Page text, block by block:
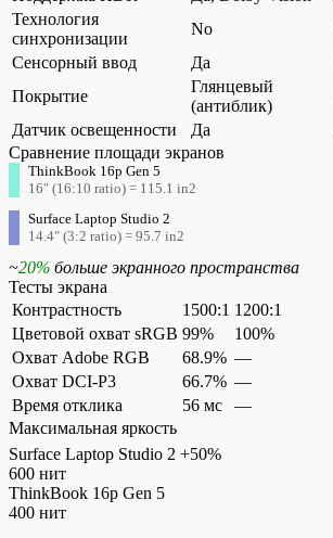
Технология
синхронизации
No
Сенсорный ввод
Да
Покрытие
Глянцевый
(антиблик)
Датчик освещенности
Да
Сравнение площади экранов
ThinkBook 16p Gen 5
16″ (16:10 ratio) = 115.1 in2
Surface Laptop Studio 2
14.4″ (3:2 ratio) = 95.7 in2
~20% больше экранного пространства
Тесты экрана
Контрастность
1500:1 1200:1
Цветовой охват sRGB 99%
100%
Охват Adobe RGB
68.9% —
Охват DCI-P3
66.7% —
Время отклика
56 мс
—
Максимальная яркость
Surface Laptop Studio 2 +50%
600 нит
ThinkBook 16p Gen 5
400 нит